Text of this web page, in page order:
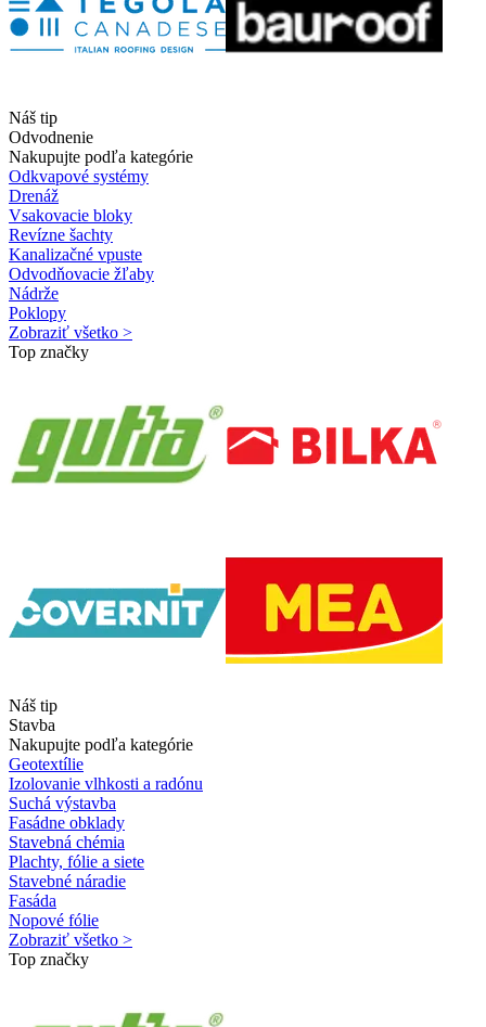
Náš tip
Odvodnenie
Nakupujte podľa kategórie
Odkvapové systémy
Drenáž
Vsakovacie bloky
Revízne šachty
Kanalizačné vpuste
Odvodňovacie žľaby
Nádrže
Poklopy
Zobraziť všetko >
Top značky
Náš tip
Stavba
Nakupujte podľa kategórie
Geotextílie
Izolovanie vlhkosti a radónu
Suchá výstavba
Fasádne obklady
Stavebná chémia
Plachty, fólie a siete
Stavebné náradie
Fasáda
Nopové fólie
Zobraziť všetko >
Top značky